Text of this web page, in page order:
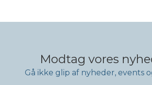
Modtag vores
Gå ikke glip af nyheder, events